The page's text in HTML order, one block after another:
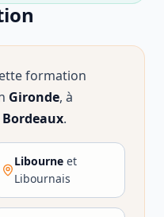
formation
Gironde, à
Bordeaux.
Libourne et
Libournais